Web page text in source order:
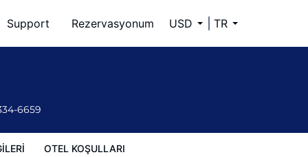
Support Rezervasyonum USD TR
6659
OTEL KOŞULLARI